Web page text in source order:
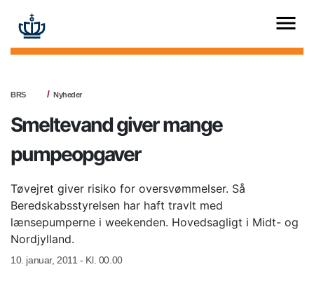
BRS Nyheder
Smeltevand giver mange
pumpeopgaver
Tøvejret giver risiko for oversvømmelser. Så
Beredskabsstyrelsen har haft travlt med
lænsepumperne i weekenden. Hovedsagligt i Midt- og
Nordjylland.
10. januar, 2011 - Kl. 00.00